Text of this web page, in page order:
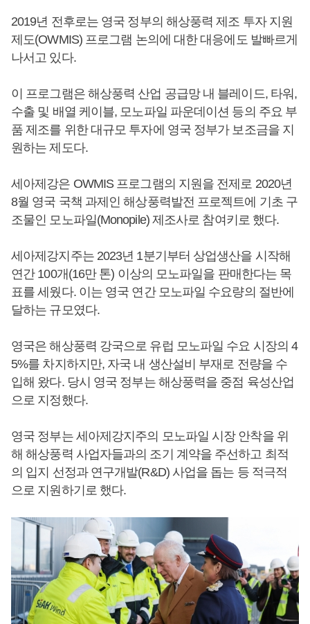
2019년 전후로는 영국 정부의 해상풍력 제조 투자 지원
제도(OWMIS) 프로그램 논의에 대한 대응에도 발빠르게
나서고 있다.
이 프로그램은 해상풍력 산업 공급망 내 블레이드, 타워,
수출 및 배열 케이블, 모노파일 파운데이션 등의 주요 부
품 제조를 위한 대규모 투자에 영국 정부가 보조금을 지
원하는 제도다.
세아제강은 OWMIS 프로그램의 지원을 전제로 2020년
8월 영국 국책 과제인 해상풍력발전 프로젝트에 기초 구
조물인 모노파일(Monopile) 제조사로 참여키로 했다.
세아제강지주는 2023년 1분기부터 상업생산을 시작해
연간 100개(16만 톤) 이상의 모노파일을 판매한다는 목
표를 세웠다. 이는 영국 연간 모노파일 수요량의 절반에
달하는 규모였다.
영국은 해상풍력 강국으로 유럽 모노파일 수요 시장의 4
5%를 차지하지만, 자국 내 생산설비 부재로 전량을 수
입해 왔다. 당시 영국 정부는 해상풍력을 중점 육성산업
으로 지정했다.
영국 정부는 세아제강지주의 모노파일 시장 안착을 위
해 해상풍력 사업자들과의 조기 계약을 주선하고 최적
의 입지 선정과 연구개발(R&D) 사업을 돕는 등 적극적
으로 지원하기로 했다.